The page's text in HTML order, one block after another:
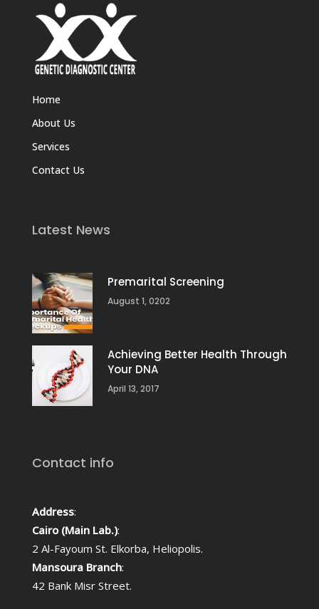
Home
About Us
Services
Contact Us
Latest News
Premarital Screening
August 1, 0202
Achieving Better Health Through
Your DNA
April 13, 2017
Contact info
Address:
Cairo (Main Lab.):
2 Al-Fayoum St. Elkorba, Heliopolis.
Mansoura Branch:
42 Bank Misr Street.